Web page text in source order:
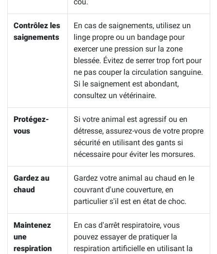
Contrôlez les
saignements
En cas de saignements, utilisez un
linge propre ou un bandage pour
exercer une pression sur la zone
blessée. Évitez de serrer trop fort pour
ne pas couper la circulation sanguine.
Si le saignement est abondant,
consultez un vétérinaire.
Protégez-
vous
Si votre animal est agressif ou en
détresse, assurez-vous de votre propre
sécurité en utilisant des gants si
nécessaire pour éviter les morsures.
Gardez au
chaud
Gardez votre animal au chaud en le
couvrant d'une couverture, en
particulier s'il est en état de choc.
Maintenez
une
respiration
En cas d'arrêt respiratoire, vous
pouvez essayer de pratiquer la
respiration artificielle en utilisant la